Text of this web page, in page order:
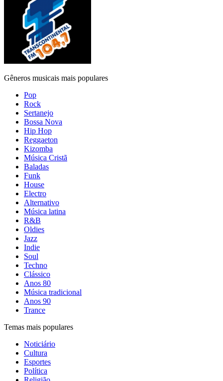
Gêneros musicais mais populares
Pop
Rock
Sertanejo
Bossa Nova
Hip Hop
Reggaeton
Kizomba
Música Cristã
Baladas
Funk
House
Electro
Alternativo
Música latina
R&B
Oldies
Jazz
Indie
Soul
Techno
Clássico
Anos 80
Música tradicional
Anos 90
Trance
Temas mais populares
Noticiário
Cultura
Esportes
Política